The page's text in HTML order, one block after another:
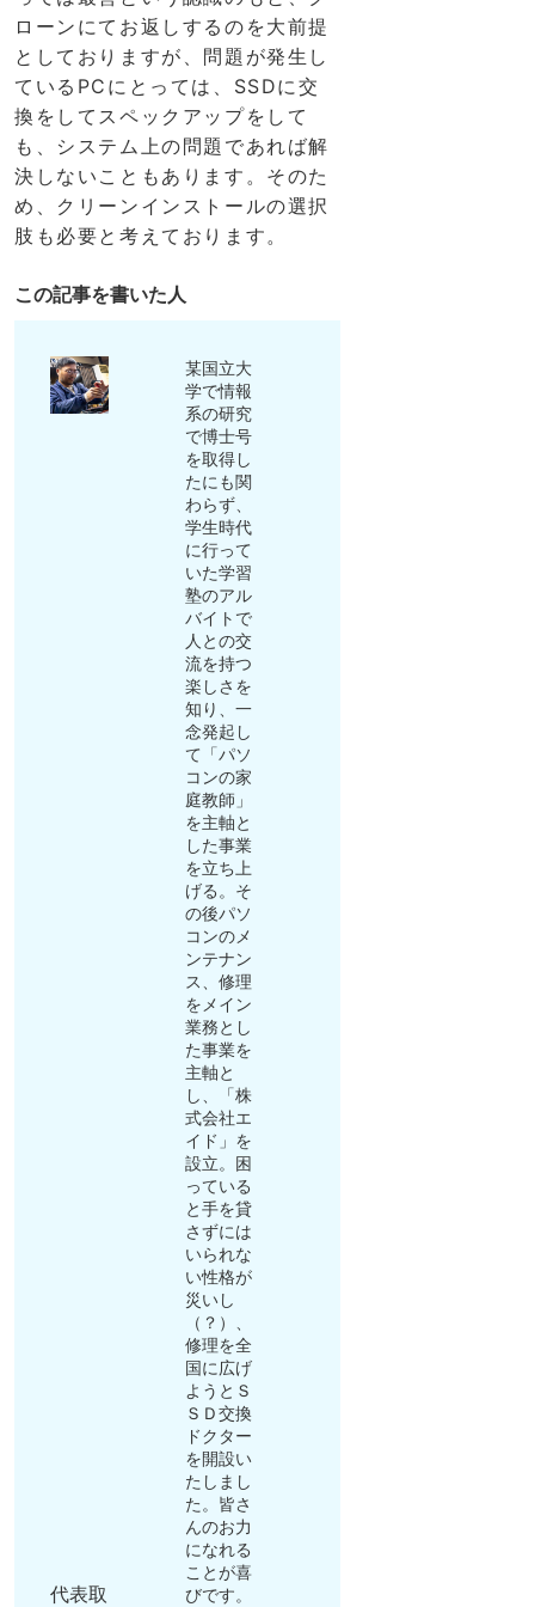
ローンにてお返しするのを大前提
としておりますが、問題が発生し
ているPCにとっては、SSDに交
換をしてスペックアップをして
も、システム上の問題であれば解
決しないこともあります。そのた
め、クリーンインストールの選択
肢も必要と考えております。
この記事を書いた人
代表取
某国立大
学で情報
系の研究
で博士号
を取得し
たにも関
わらず、
学生時代
に行って
いた学習
塾のアル
バイトで
人との交
流を持つ
楽しさを
知り、一
念発起し
て「パソ
コンの家
庭教師」
を主軸と
した事業
を立ち上
げる。そ
の後パソ
コンのメ
ンテナン
ス、修理
をメイン
業務とし
た事業を
主軸と
し、「株
式会社エ
イド」を
設立。困
っている
と手を貸
さずには
いられな
い性格が
災いし
（？）、
修理を全
国に広げ
ようとＳ
ＳＤ交換
ドクター
を開設い
たしまし
た。皆さ
んのお力
になれる
ことが喜
びです。